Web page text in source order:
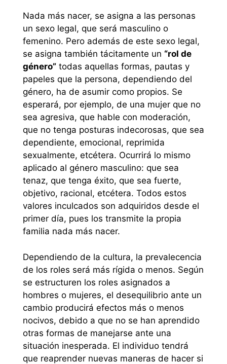
Nada más nacer, se asigna a las personas
un sexo legal, que será masculino o
femenino. Pero además de este sexo legal,
se asigna también tácitamente un “rol de
género” todas aquellas formas, pautas y
papeles que la persona, dependiendo del
género, ha de asumir como propios. Se
esperará, por ejemplo, de una mujer que no
sea agresiva, que hable con moderación,
que no tenga posturas indecorosas, que sea
dependiente, emocional, reprimida
sexualmente, etcétera. Ocurrirá lo mismo
aplicado al género masculino: que sea
tenaz, que tenga éxito, que sea fuerte,
objetivo, racional, etcétera. Todos estos
valores inculcados son adquiridos desde el
primer día, pues los transmite la propia
familia nada más nacer.
Dependiendo de la cultura, la prevalecencia
de los roles será más rígida o menos. Según
se estructuren los roles asignados a
hombres o mujeres, el desequilibrio ante un
cambio producirá efectos más o menos
nocivos, debido a que no se han aprendido
otras formas de manejarse ante una
situación inesperada. El individuo tendrá
que reaprender nuevas maneras de hacer si